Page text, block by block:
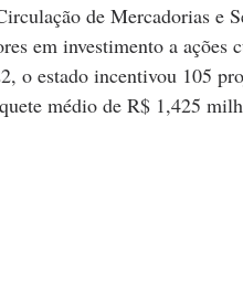
de Mercadorias e
em investimento a ações
o estado incentivou 105
médio de R$ 1,425